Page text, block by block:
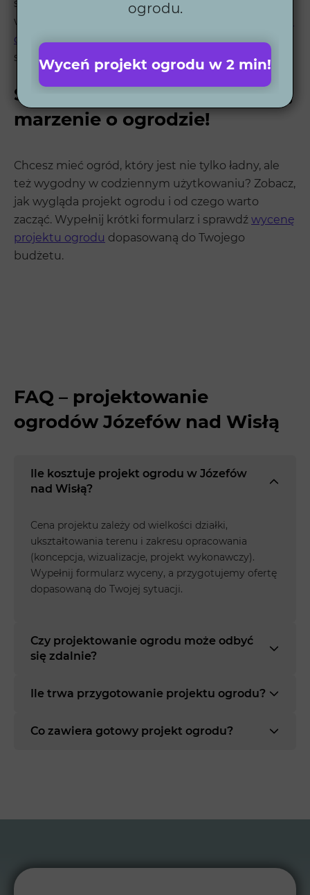
sprawia, że ogrody są łatwe w utrzymaniu i cieszą
właścicieli przez długie lata. Zobacz nasze
ogrodów
swój wymarzony ogród.
Skontaktuj się z nami i spełnij
marzenie o ogrodzie!
Chcesz mieć ogród, który jest nie tylko ładny, ale
też wygodny w codziennym użytkowaniu? Zobacz,
jak wygląda projekt ogrodu i od czego warto
zacząć. Wypełnij krótki formularz i sprawdź wycenę
projektu ogrodu dopasowaną do Twojego
budżetu.
FAQ – projektowanie
ogrodów Józefów nad Wisłą
Ile kosztuje projekt ogrodu w Józefów
nad Wisłą?
Cena projektu zależy od wielkości działki,
ukształtowania terenu i zakresu opracowania
(koncepcja, wizualizacje, projekt wykonawczy).
Wypełnij formularz wyceny, a przygotujemy ofertę
dopasowaną do Twojej sytuacji.
Czy projektowanie ogrodu może odbyć
się zdalnie?
Ile trwa przygotowanie projektu ogrodu?
Co zawiera gotowy projekt ogrodu?
ogrodu.
Wyceń projekt ogrodu w 2 min!